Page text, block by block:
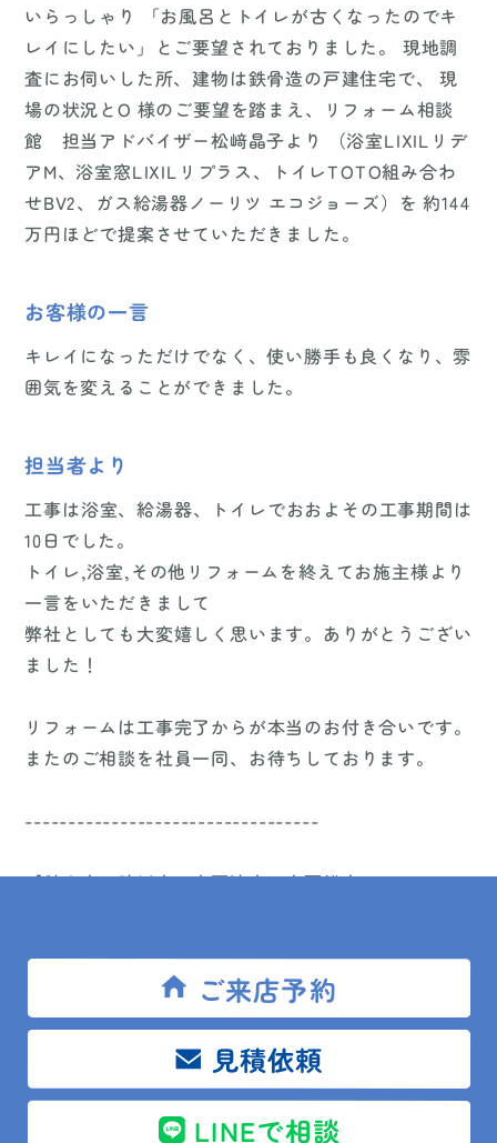
ご来店予約
見積依頼
LINEで相談
いらっしゃり 「お風呂とトイレが古くなったのでキ
レイにしたい」とご要望されておりました。 現地調
査にお伺いした所、建物は鉄骨造の戸建住宅で、 現
場の状況とO 様のご要望を踏まえ、リフォーム相談
館 担当アドバイザー松﨑晶子より （浴室LIXILリデ
アM、浴室窓LIXILリプラス、トイレTOTO組み合わ
せBV2、ガス給湯器ノーリツ エコジョーズ）を 約144
万円ほどで提案させていただきました。
お客様の一言
キレイになっただけでなく、使い勝手も良くなり、雰
囲気を変えることができました。
担当者より
工事は浴室、給湯器、トイレでおおよその工事期間は
10日でした。
トイレ,浴室,その他リフォームを終えてお施主様より
一言をいただきまして
弊社としても大変嬉しく思います。ありがとうござい
ました！
リフォームは工事完了からが本当のお付き合いです。
またのご相談を社員一同、お待ちしております。
----------------------------------
【館山市・鴨川市・木更津市・南房総市のリフォーム
屋根、外壁などのご相談は
館山市・鴨川市・木更津市の・南房総市のリフォーム
＆増改築専門店 リフォーム相談館（安房住宅）ま
水回りリフォームはもちろん、増改築や改装工事、外